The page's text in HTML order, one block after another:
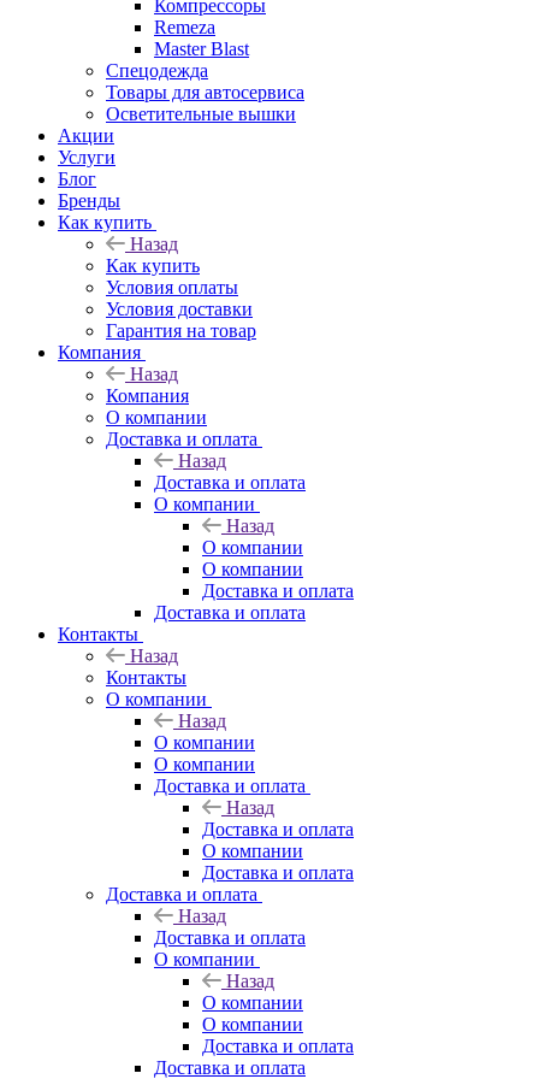
Компрессоры
Remeza
Master Blast
Спецодежда
Товары для автосервиса
Осветительные вышки
Акции
Услуги
Блог
Бренды
Как купить
Назад
Как купить
Условия оплаты
Условия доставки
Гарантия на товар
Компания
Назад
Компания
О компании
Доставка и оплата
Назад
Доставка и оплата
О компании
Назад
О компании
О компании
Доставка и оплата
Доставка и оплата
Контакты
Назад
Контакты
О компании
Назад
О компании
О компании
Доставка и оплата
Назад
Доставка и оплата
О компании
Доставка и оплата
Доставка и оплата
Назад
Доставка и оплата
О компании
Назад
О компании
О компании
Доставка и оплата
Доставка и оплата